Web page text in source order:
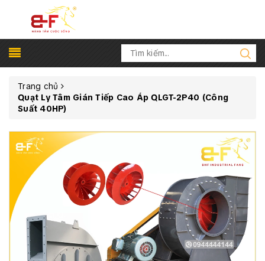
Trang chủ
Quạt Ly Tâm Gián Tiếp Cao Áp QLGT-2P40 (Công
Suất 40HP)